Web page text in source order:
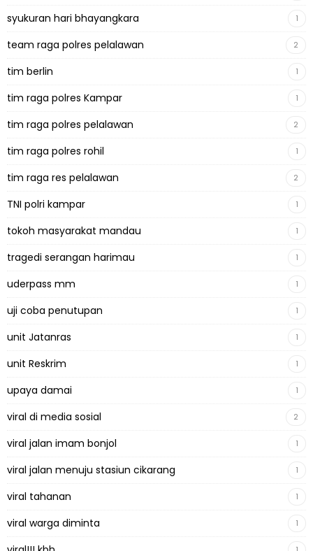
syukuran hari bhayangkara 1
team raga polres pelalawan 2
tim berlin 1
tim raga polres Kampar 1
tim raga polres pelalawan 2
tim raga polres rohil 1
tim raga res pelalawan 2
TNI polri kampar 1
tokoh masyarakat mandau 1
tragedi serangan harimau 1
uderpass mm 1
uji coba penutupan 1
unit Jatanras 1
unit Reskrim 1
upaya damai 1
viral di media sosial 2
viral jalan imam bonjol 1
viral jalan menuju stasiun cikarang 1
viral tahanan 1
viral warga diminta 1